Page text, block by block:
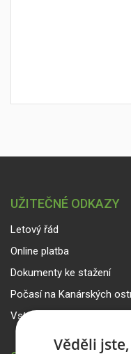
UŽITEČNÉ ODKAZY
Letový řád
Online platba
Dokumenty ke stažení
Počasí na Kanárských
Vstup pro partnery
Věděli